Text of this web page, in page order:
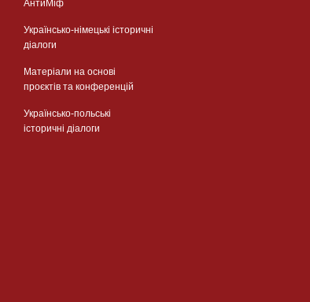
АнтиМіф
Українсько-німецькі історичні
діалоги
Матеріали на основі
проєктів та конференцій
Українсько-польські
історичні діалоги